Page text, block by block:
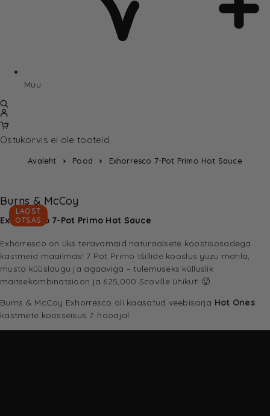
Muu
Ostukorvis ei ole tooteid.
Avaleht Pood Exhorresco 7-Pot Primo Hot Sauce
LAOST
OTSAS
Burns & McCoy
Exhorresco 7-Pot Primo Hot Sauce
Exhorresco on üks teravamaid naturaalsete koostisosadega
kastmeid maailmas! 7 Pot Primo tšillide kooslus yuzu mahla,
musta küüslaugu ja agaaviga – tulemuseks külluslik
maitsekombinatsioon ja 625,000 Scoville ühikut! 🥵
Burns & McCoy Exhorresco oli kaasatud veebisarja Hot Ones
kastmete koosseisus 7. hooajal.